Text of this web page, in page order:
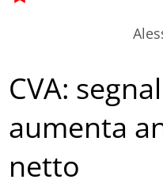
CVA:
aumenta
netto